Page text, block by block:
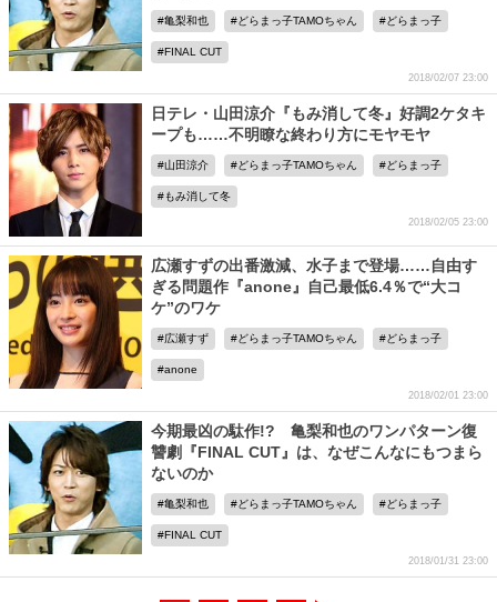
亀梨和也 どらまっ子TAMOちゃん どらまっ子
FINAL CUT
2018/02/07 23:00
日テレ・山田涼介『もみ消して冬』好調2ケタキ
ープも……不明瞭な終わり方にモヤモヤ
山田涼介 どらまっ子TAMOちゃん どらまっ子
もみ消して冬
2018/02/05 23:00
広瀬すずの出番激減、水子まで登場……自由す
ぎる問題作『anone』自己最低6.4％で“大コ
ケ”のワケ
広瀬すず どらまっ子TAMOちゃん どらまっ子
anone
2018/02/01 23:00
今期最凶の駄作!? 亀梨和也のワンパターン復
讐劇『FINAL CUT』は、なぜこんなにもつまら
ないのか
亀梨和也 どらまっ子TAMOちゃん どらまっ子
FINAL CUT
2018/01/31 23:00